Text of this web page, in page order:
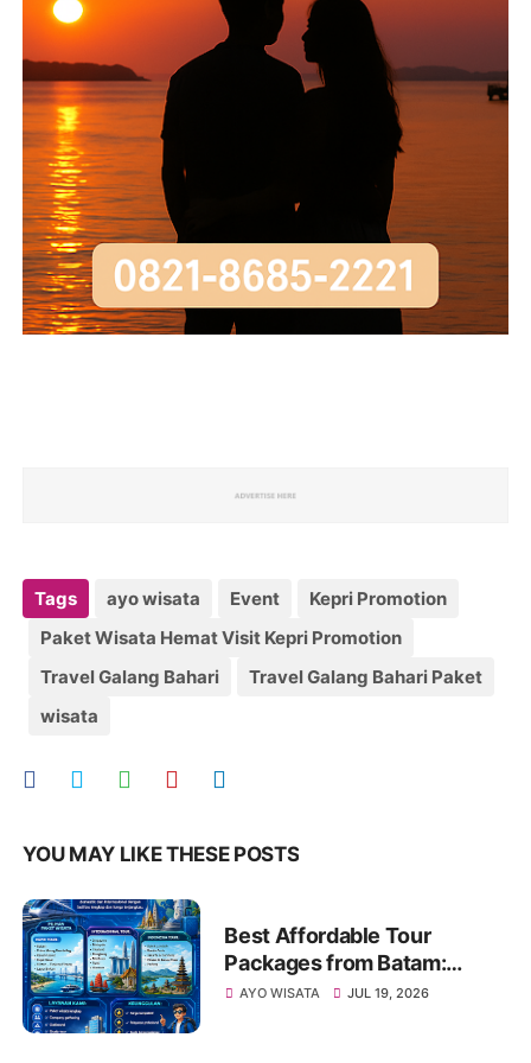
Tags ayo wisata Event
Kepri Promotion
Paket Wisata Hemat Visit Kepri Promotion
Travel Galang Bahari
Travel Galang Bahari Paket
wisata
YOU MAY LIKE THESE POSTS
Best Affordable Tour
Packages from Batam:
Explore Kepri, Indonesia &
AYO WISATA JUL 19, 2026